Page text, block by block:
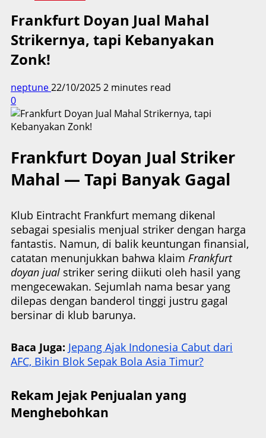
Frankfurt Doyan Jual Mahal
Strikernya, tapi Kebanyakan
Zonk!
neptune22/10/20252 minutes read
0
Frankfurt Doyan Jual Striker
Mahal — Tapi Banyak Gagal
Klub Eintracht Frankfurt memang dikenal
sebagai spesialis menjual striker dengan harga
fantastis. Namun, di balik keuntungan finansial,
catatan menunjukkan bahwa klaim Frankfurt
doyan jual striker sering diikuti oleh hasil yang
mengecewakan. Sejumlah nama besar yang
dilepas dengan banderol tinggi justru gagal
bersinar di klub barunya.
Baca Juga: Jepang Ajak Indonesia Cabut dari
AFC, Bikin Blok Sepak Bola Asia Timur?
Rekam Jejak Penjualan yang
Menghebohkan